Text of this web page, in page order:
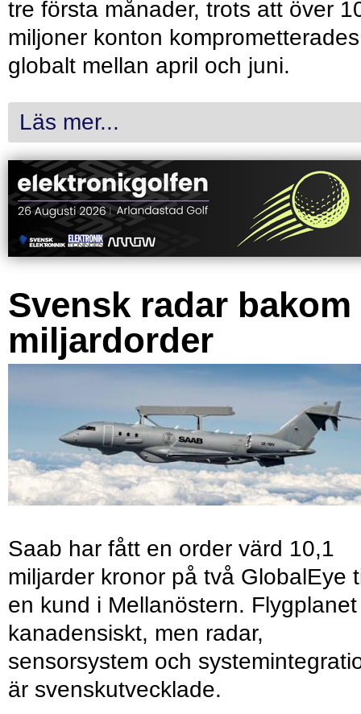
tre första månader, trots att över
miljoner konton komprometterades
globalt mellan april och juni.
Läs mer...
Svensk radar bakom
miljardorder
Saab har fått en order värd 10,1
miljarder kronor på två GlobalEye
en kund i Mellanöstern.
kanadensiskt, men radar,
sensorsystem och
är svenskutvecklade.